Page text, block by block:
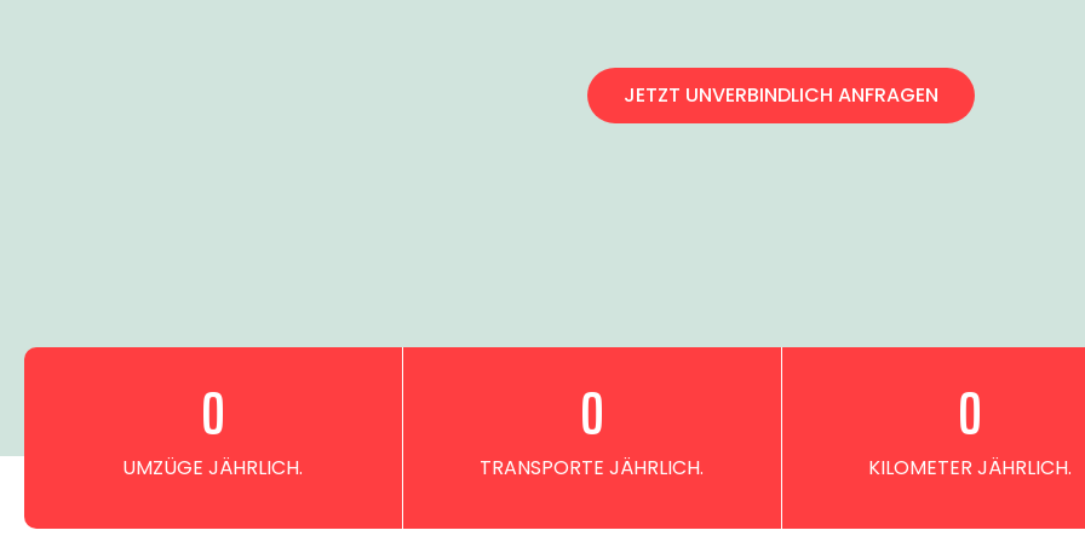
JETZT UNVERBINDLICH ANFRAGEN
UMZÜGE JÄHRLICH.
0
TRANSPORTE JÄHRLICH.
0
KILOMETER JÄHRLICH.
0